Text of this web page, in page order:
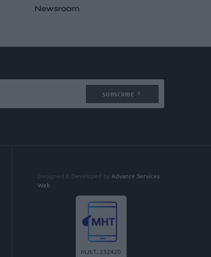
Newsroom
SUBSCRIBE
Designed & Developed by Advance Services
Web
Μ.Η.Τ. 232420